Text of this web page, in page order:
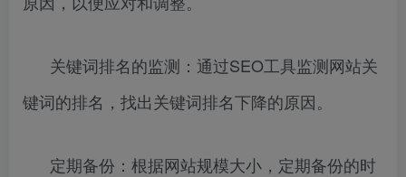
关键词排名的监测：通过SEO工具监测网站关
键词的排名，找出关键词排名下降的原因。
定期备份：根据网站规模大小，定期备份的时